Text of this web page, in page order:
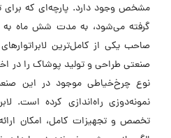
مشخص وجود دارد. پارچه‌ای که برای
گرفته می‌شود، به مدت شش ماه به
صاحب یکی از کامل‌ترین
صنعتی طراحی و تولید پوشاک را در
نوع چرخ‌خیاطی موجود در این
نمونه‌دوزی راه‌اندازی کرده است.
تخصص و تجهیزات کامل، امکان